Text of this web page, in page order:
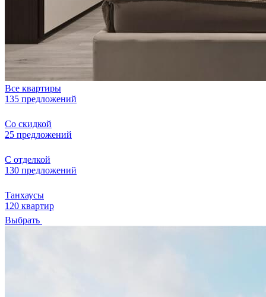
Все квартиры
135 предложений
Со скидкой
25 предложений
С отделкой
130 предложений
Танхаусы
120 квартир
Выбрать